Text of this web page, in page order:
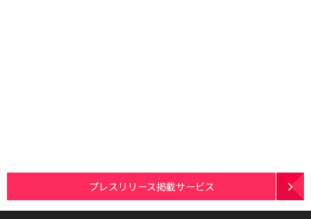
プレスリリース掲載サービス